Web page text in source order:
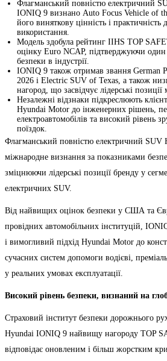
Флагманський повністю електричний
IONIQ 9 визнано Auto Focus Vehicle of
його виняткову цінність і практичність
використання.
Модель здобула рейтинг IIHS TOP
оцінку Euro NCAP, підтверджуючи один
безпеки в індустрії.
IONIQ 9 також отримав звання German
2026 і Electric SUV of Texas, а також
нагород, що засвідчує лідерські
Незалежні відзнаки підкреслюють
Hyundai Motor до інженерних рішень,
електроавтомобілів та високий рівень
поїздок.
Флагманський повністю електричний SUV
міжнародне визнання за показниками
зміцнюючи лідерські позиції бренду у
електричних SUV.
Від найвищих оцінок безпеки у США та
провідних автомобільних інституцій,
і вимогливий підхід Hyundai Motor до
сучасних систем допомоги водієві,
у реальних умовах експлуатації.
Високий рівень безпеки, визнаний на
Страховий інститут безпеки дорожнього
Hyundai IONIQ 9 найвищу нагороду TOP
відповідає оновленим і більш жорстким